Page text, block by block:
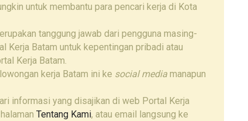
untuk membantu para pencari kerja di Kota
tanggung jawab dari pengguna masing-
Kerja Batam untuk kepentingan pribadi atau
Kerja Batam.
kerja Batam ini ke social media manapun
informasi yang disajikan di web Portal Kerja
Tentang Kami, atau email langsung ke